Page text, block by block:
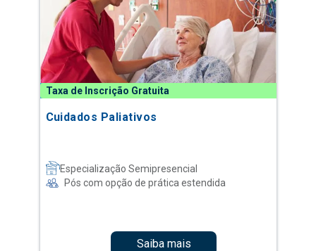
Taxa de Inscrição Gratuita
Cuidados Paliativos
Especialização Semipresencial
Pós com opção de prática estendida
Saiba mais